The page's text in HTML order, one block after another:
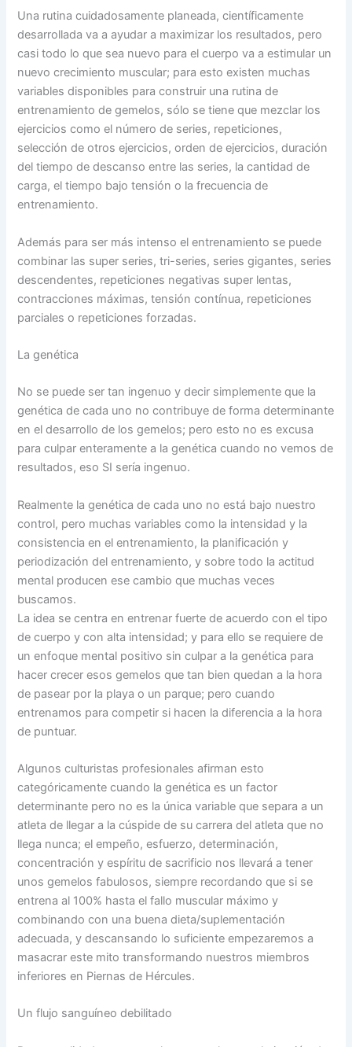
Una rutina cuidadosamente planeada, científicamente
desarrollada va a ayudar a maximizar los resultados, pero
casi todo lo que sea nuevo para el cuerpo va a estimular un
nuevo crecimiento muscular; para esto existen muchas
variables disponibles para construir una rutina de
entrenamiento de gemelos, sólo se tiene que mezclar los
ejercicios como el número de series, repeticiones,
selección de otros ejercicios, orden de ejercicios, duración
del tiempo de descanso entre las series, la cantidad de
carga, el tiempo bajo tensión o la frecuencia de
entrenamiento.
Además para ser más intenso el entrenamiento se puede
combinar las super series, tri-series, series gigantes, series
descendentes, repeticiones negativas super lentas,
contracciones máximas, tensión contínua, repeticiones
parciales o repeticiones forzadas.
La genética
No se puede ser tan ingenuo y decir simplemente que la
genética de cada uno no contribuye de forma determinante
en el desarrollo de los gemelos; pero esto no es excusa
para culpar enteramente a la genética cuando no vemos de
resultados, eso SI sería ingenuo.
Realmente la genética de cada uno no está bajo nuestro
control, pero muchas variables como la intensidad y la
consistencia en el entrenamiento, la planificación y
periodización del entrenamiento, y sobre todo la actitud
mental producen ese cambio que muchas veces
buscamos.
La idea se centra en entrenar fuerte de acuerdo con el tipo
de cuerpo y con alta intensidad; y para ello se requiere de
un enfoque mental positivo sin culpar a la genética para
hacer crecer esos gemelos que tan bien quedan a la hora
de pasear por la playa o un parque; pero cuando
entrenamos para competir si hacen la diferencia a la hora
de puntuar.
Algunos culturistas profesionales afirman esto
categóricamente cuando la genética es un factor
determinante pero no es la única variable que separa a un
atleta de llegar a la cúspide de su carrera del atleta que no
llega nunca; el empeño, esfuerzo, determinación,
concentración y espíritu de sacrificio nos llevará a tener
unos gemelos fabulosos, siempre recordando que si se
entrena al 100% hasta el fallo muscular máximo y
combinando con una buena dieta/suplementación
adecuada, y descansando lo suficiente empezaremos a
masacrar este mito transformando nuestros miembros
inferiores en Piernas de Hércules.
Un flujo sanguíneo debilitado